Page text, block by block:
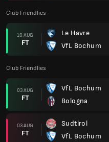
Club Friendlies
10 AUG
FT
Le Havre
VfL Bochum
Club Friendlies
03 AUG
FT
VfL Bochum
Bologna
03 AUG
FT
Sudtirol
VfL Bochum